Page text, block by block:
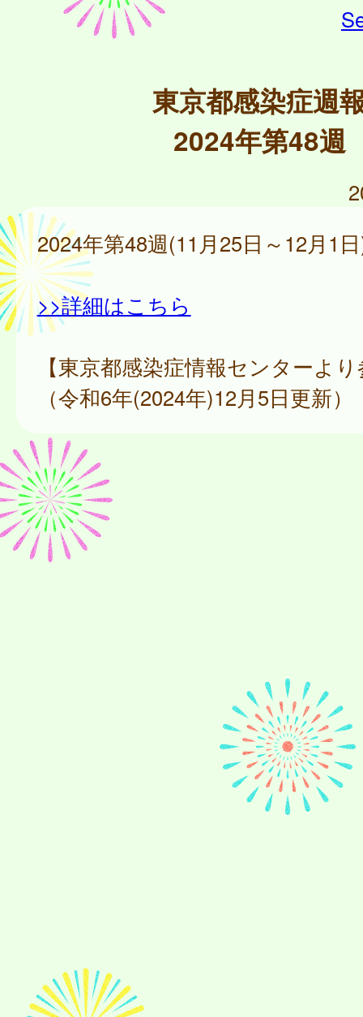
東京都感染症週
2024年第48週
2024年第48週(11月25日～12月1
>>詳細はこちら
【東京都感染症情報センターよ
（令和6年(2024年)12月5日更新）